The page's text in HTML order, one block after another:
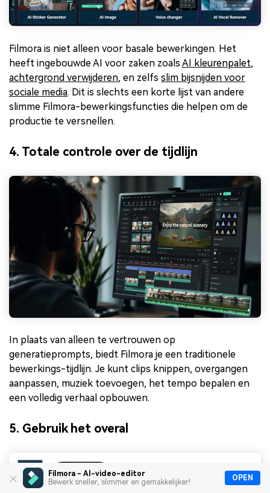
Filmora - AI-video-editor
Bewerk sneller, slimmer en gemakkelijker!
OPEN
Filmora is niet alleen voor basale bewerkingen. Het
heeft ingebouwde AI voor zaken zoals AI kleurenpalet,
achtergrond verwijderen, en zelfs slim bijsnijden voor
sociale media. Dit is slechts een korte lijst van andere
slimme Filmora-bewerkingsfuncties die helpen om de
productie te versnellen.
4. Totale controle over de tijdlijn
In plaats van alleen te vertrouwen op
generatieprompts, biedt Filmora je een traditionele
bewerkings-tijdlijn. Je kunt clips knippen, overgangen
aanpassen, muziek toevoegen, het tempo bepalen en
een volledig verhaal opbouwen.
5. Gebruik het overal